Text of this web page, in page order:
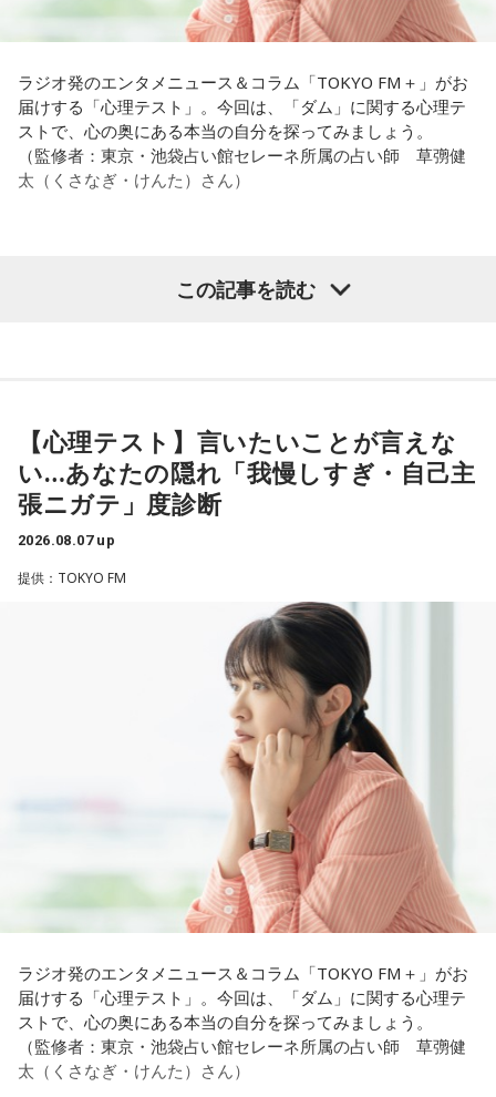
放送エリア：TOKYO FMをはじめとする、JFN全国38局ネッ
パーソナリティ：遠山大輔（グランジ）、潮紗理菜
番組Webサイト：https://www.tfm.co.jp/countdownjapan/
番組公式X：@JA_CDJ
●江原啓之 今夜の格言
「フィジカルはスピリチュアルの基本です」
放送日時：TOKYO FM／FM 大阪 毎週日曜 22:00～22:25、エ
フエム山陰 毎週土曜 12:30～12:55
これ、ばかにならなくて、私、いつもフィジカルとスピリチ
と言っているんです。昔から「健全な身体に健全な精神宿
る」って言いますでしょう？
それは、例えばご病気の方とかはダメだとか、そういう風に
差別しているわけではなくてね。私達、コンディションが良
やっぱり、この世に生きている限りは、フィジカルなことっ
原。さらに、日常生活におけるコンディションづくりの重要
性を語ります。
江原：やっぱり、集中力が欠けちゃうしね。だからご飯を食
べて、新しいお家を建てればまたよく寝られたりすると思う
れを大事にして、コンディションを常に最高に整えるという
ことであれば、もしかしたら悩んでいた時期は体調が不安定
だったかもしれない。だって、普段だったら前向きにいける
ところが、何かふと不安になっちゃったりするでしょう。
例えば、小さいお子さんがいるときって、やっぱり楽しいけ
れど身体がついていけないときって、ちょっと子育てが憂鬱
になったりする時って出ちゃうじゃないですか。子どもの元
気な「キャー！」というのも、元気なときには「もう！」と
いうくらいで済むけれど、頭が痛いときはキツイもんね。そ
自分の体力、コンディション。「元気」の「気」は中がお米
（氣）だから、しっかり食べて、元気をつけていってくださ
い。それも、仕事のうちです。
パートナーの奥迫協子、パーソナリティの江原啓之
●江原啓之 今夜の格言
ラジオ発のエンタメニュース＆コラム「TOKYO FM＋」がお
届けする「心理テスト」。今回は、「ダム」に関する心理テ
ストで、心の奥にある本当の自分を探ってみましょう。
（監修者：東京・池袋占い館セレーネ所属の占い師 草彅健
太（くさなぎ・けんた）さん）
山奥の大きなダムを見学しているあなた。
さて、あなたが気になったのはどんなことですか？
次の中から近いものを1つ選んでください。
1． 水がこぼれてしまうことはないのか
2． こんなに水は必要なのか
3． ひび割れなど壊れる心配はないか
4． どうやって放水しているのか
この心理テストでわかることは、あなたの「我慢しすぎ・自
ダムの水は「溜め込んだ本音や感情」を暗示しています。ダ
ムの何が気になったかで、あなたがなぜ言いたいことを飲み
込んでしまうのか……その理由と、我慢の深さがわかります。
1．こぼれてしまわないか……我慢しすぎ度90％
限界が気になったあなた。本音をギリギリまで溜め込んでい
ませんか。「嫌われるかも」という不安から、言葉を飲み込
み続けてきたのでは。でも、あなたが少し本音を見せても、
大切な人は離れていきません。小さな「イヤ」から、言葉に
してみましょう。
2．こんなに必要なのか……我慢しすぎ度45％
水の価値を気にしたあなた。裏を返せば、自分の意見に「言
うほどの価値があるのかな」と、自信を持てずにいるのかも
この記事を読む
【心理テスト】言いたいことが言えな
い…あなたの隠れ「我慢しすぎ・自己主
張ニガテ」度診断
2026.08.07 up
提供：TOKYO FM
ラジオ発のエンタメニュース＆コラム「TOKYO FM＋」がお
届けする「心理テスト」。今回は、「ダム」に関する心理テ
ストで、心の奥にある本当の自分を探ってみましょう。
（監修者：東京・池袋占い館セレーネ所属の占い師 草彅健
太（くさなぎ・けんた）さん）